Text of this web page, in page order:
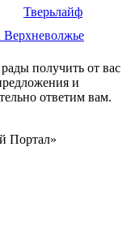
Тверьлайф
получить от вас
и
ответим вам.
Портал»